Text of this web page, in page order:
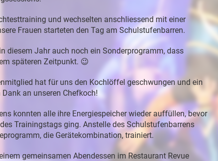
und wechselten anschliessend mit einer
Frauen starteten den Tag am Schulstufenbarren.
in diesem Jahr auch noch ein Sonderprogramm, dass
späteren Zeitpunkt. 😉
hat für uns den Kochlöffel geschwungenund ein
Dank an unseren Chefkoch!
konnten alle ihre Energiespeicherwiederauffüllen,bevor
des Trainingstags ging. Anstelle des Schulstufenbarrens
die Gerätekombination, trainiert.
gemeinsamen Abendessen imRestaurant Revue